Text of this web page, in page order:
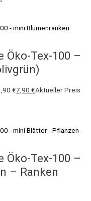
Öko-Tex-100 –
€7,90 €Aktueller Preis
Öko-Tex-100 –
– Ranken